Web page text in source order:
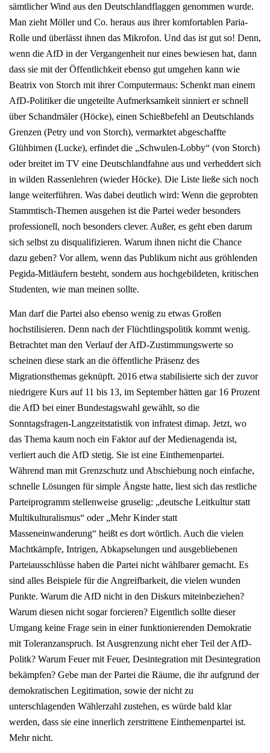
sämtlicher Wind aus den Deutschlandflaggen genommen wurde.
Man zieht Möller und Co. heraus aus ihrer komfortablen Paria-
Rolle und überlässt ihnen das Mikrofon. Und das ist gut so! Denn,
wenn die AfD in der Vergangenheit nur eines bewiesen hat, dann
dass sie mit der Öffentlichkeit ebenso gut umgehen kann wie
Beatrix von Storch mit ihrer Computermaus: Schenkt man einem
AfD-Politiker die ungeteilte Aufmerksamkeit sinniert er schnell
über Schandmäler (Höcke), einen Schießbefehl an Deutschlands
Grenzen (Petry und von Storch), vermarktet abgeschaffte
Glühbirnen (Lucke), erfindet die „Schwulen-Lobby“ (von Storch)
oder breitet im TV eine Deutschlandfahne aus und verheddert sich
in wilden Rassenlehren (wieder Höcke). Die Liste ließe sich noch
lange weiterführen. Was dabei deutlich wird: Wenn die geprobten
Stammtisch-Themen ausgehen ist die Partei weder besonders
professionell, noch besonders clever. Außer, es geht eben darum
sich selbst zu disqualifizieren. Warum ihnen nicht die Chance
dazu geben? Vor allem, wenn das Publikum nicht aus gröhlenden
Pegida-Mitläufern besteht, sondern aus hochgebildeten, kritischen
Studenten, wie man meinen sollte.
Man darf die Partei also ebenso wenig zu etwas Großen
hochstilisieren. Denn nach der Flüchtlingspolitik kommt wenig.
Betrachtet man den Verlauf der AfD-Zustimmungswerte so
scheinen diese stark an die öffentliche Präsenz des
Migrationsthemas geknüpft. 2016 etwa stabilisierte sich der zuvor
niedrigere Kurs auf 11 bis 13, im September hätten gar 16 Prozent
die AfD bei einer Bundestagswahl gewählt, so die
Sonntagsfragen-Langzeitstatistik von infratest dimap. Jetzt, wo
das Thema kaum noch ein Faktor auf der Medienagenda ist,
verliert auch die AfD stetig. Sie ist eine Einthemenpartei.
Während man mit Grenzschutz und Abschiebung noch einfache,
schnelle Lösungen für simple Ängste hatte, liest sich das restliche
Parteiprogramm stellenweise gruselig: „deutsche Leitkultur statt
Multikulturalismus“ oder „Mehr Kinder statt
Masseneinwanderung“ heißt es dort wörtlich. Auch die vielen
Machtkämpfe, Intrigen, Abkapselungen und ausgebliebenen
Parteiausschlüsse haben die Partei nicht wählbarer gemacht. Es
sind alles Beispiele für die Angreifbarkeit, die vielen wunden
Punkte. Warum die AfD nicht in den Diskurs miteinbeziehen?
Warum diesen nicht sogar forcieren? Eigentlich sollte dieser
Umgang keine Frage sein in einer funktionierenden Demokratie
mit Toleranzanspruch. Ist Ausgrenzung nicht eher Teil der AfD-
Politk? Warum Feuer mit Feuer, Desintegration mit Desintegration
bekämpfen? Gebe man der Partei die Räume, die ihr aufgrund der
demokratischen Legitimation, sowie der nicht zu
unterschlagenden Wählerzahl zustehen, es würde bald klar
werden, dass sie eine innerlich zerstrittene Einthemenpartei ist.
Mehr nicht.